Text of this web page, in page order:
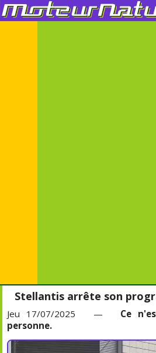
Stellantis arrête son
Jeu 17/07/2025 — Ce
personne.